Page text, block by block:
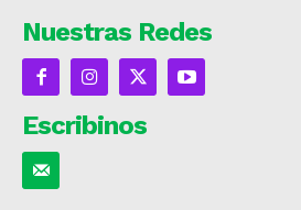
Nuestras Redes
Escribinos